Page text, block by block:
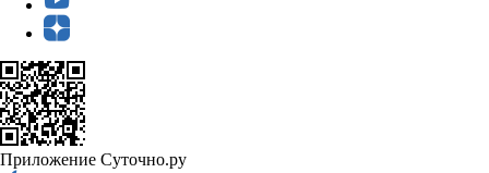
Приложение Суточно.ру